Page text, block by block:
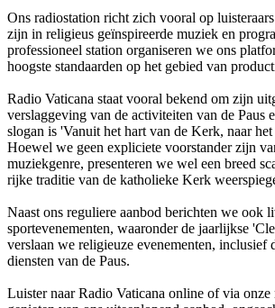
Ons radiostation richt zich vooral op
zijn in religieus geïnspireerde muziek en
professioneel station organiseren we ons
hoogste standaarden op het gebied van
Radio Vaticana staat vooral bekend om zijn
verslaggeving van de activiteiten van de Paus
slogan is 'Vanuit het hart van de Kerk, naar
Hoewel we geen expliciete voorstander zijn
muziekgenre, presenteren we wel een breed
rijke traditie van de katholieke Kerk
Naast ons reguliere aanbod berichten we ook
sportevenementen, waaronder de jaarlijkse
verslaan we religieuze evenementen, inclusief
diensten van de Paus.
Luister naar Radio Vaticana online of via